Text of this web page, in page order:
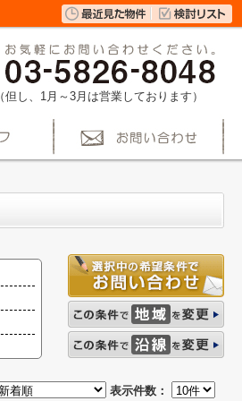
但し、1月～3月は営業しております）
表示件数：